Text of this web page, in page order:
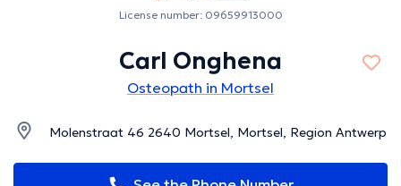
License number: 09659913000
Carl Onghena
Osteopath in Mortsel
Molenstraat 46 2640 Mortsel, Mortsel, Region Antwerp